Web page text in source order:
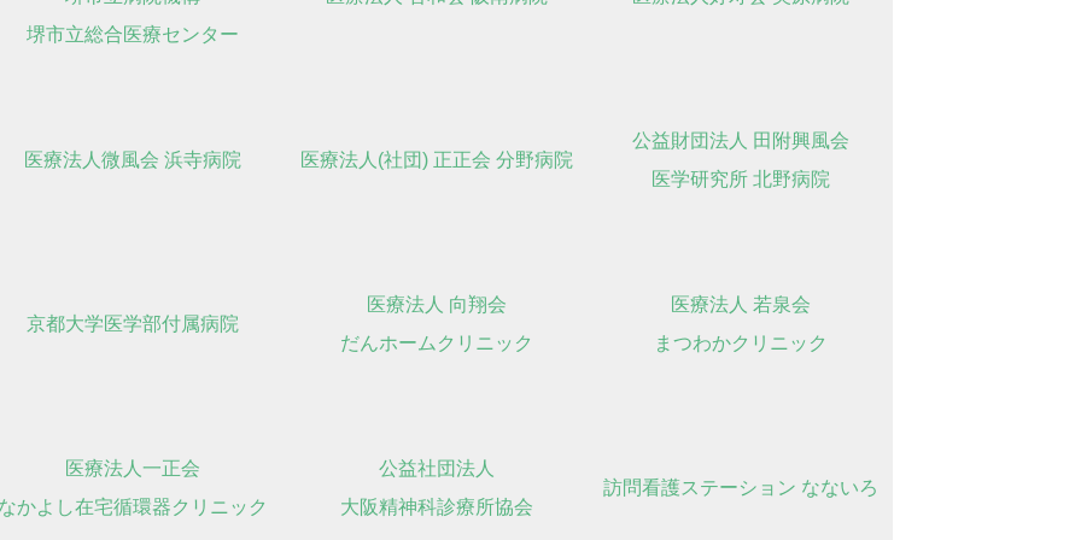
堺市立総合医療センター
医療法人微風会 浜寺病院 医療法人(社団) 正正会 分野病院
公益財団法人 田附興風会
医学研究所 北野病院
京都大学医学部付属病院
医療法人 向翔会
だんホームクリニック
医療法人 若泉会
まつわかクリニック
医療法人一正会
かよし在宅循環器クリニック
公益社団法人
大阪精神科診療所協会
訪問看護ステーション なないろ